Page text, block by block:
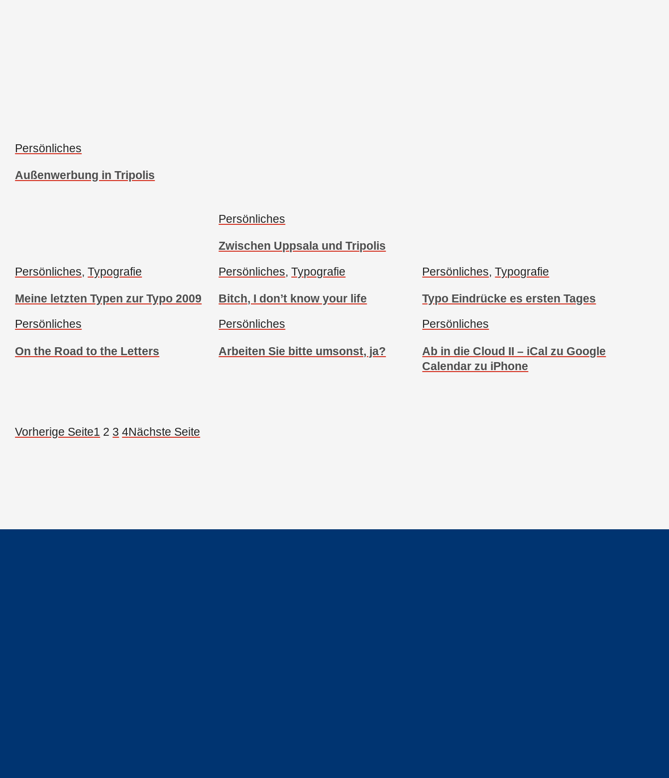
Persönliches
Außenwerbung in Tripolis
Persönliches
Zwischen Uppsala und Tripolis
Persönliches, Typografie
Meine letzten Typen zur Typo 2009
Persönliches, Typografie
Bitch, I don’t know your life
Persönliches, Typografie
Typo Eindrücke es ersten Tages
Persönliches
On the Road to the Letters
Persönliches
Arbeiten Sie bitte umsonst, ja?
Persönliches
Ab in die Cloud II – iCal zu Google
Calendar zu iPhone
Vorherige Seite1 2 3 4Nächste Seite